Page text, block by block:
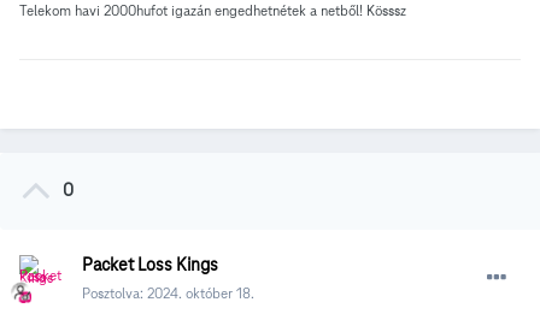
Telekom havi 2000hufot igazán engedhetnétek a netből! Kösssz
0
Packet Loss Kings
Posztolva: 2024. október 18.